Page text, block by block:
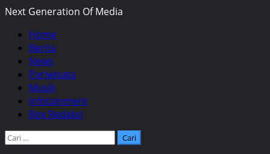
Next Generation Of Media
Primary
Menu
Home
Berita
News
Pariwisata
Musik
Infotainment
Box Redaksi
Cari